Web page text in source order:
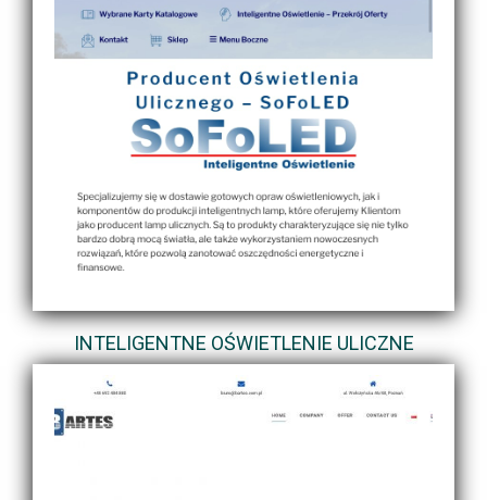
INTELIGENTNE OŚWIETLENIE ULICZNE